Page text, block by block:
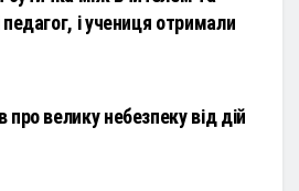
і учениця отримали
велику небезпеку від дій